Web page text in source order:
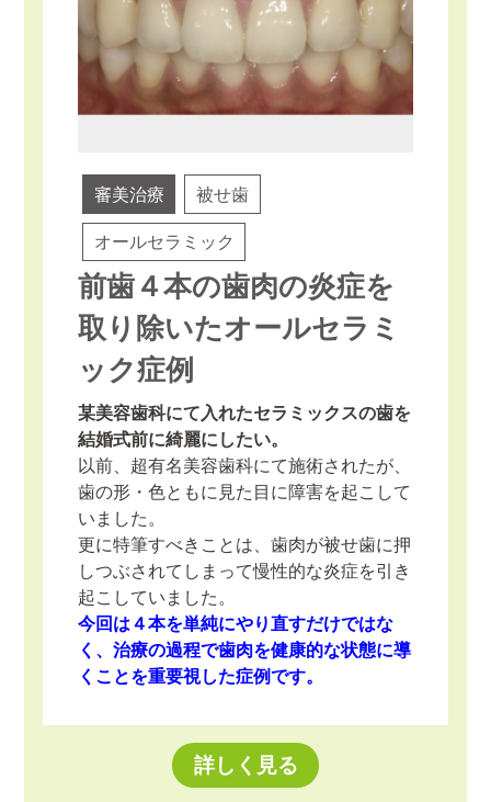
審美治療 被せ歯
オールセラミック
前歯４本の歯肉の炎症を
取り除いたオールセラミ
ック症例
某美容歯科にて入れたセラミックスの歯を
結婚式前に綺麗にしたい。
以前、超有名美容歯科にて施術されたが、
歯の形・色ともに見た目に障害を起こして
いました。
更に特筆すべきことは、歯肉が被せ歯に押
しつぶされてしまって慢性的な炎症を引き
起こしていました。
今回は４本を単純にやり直すだけではな
く、治療の過程で歯肉を健康的な状態に導
くことを重要視した症例です。
詳しく見る